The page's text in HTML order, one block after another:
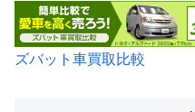
ズバット車買取比較